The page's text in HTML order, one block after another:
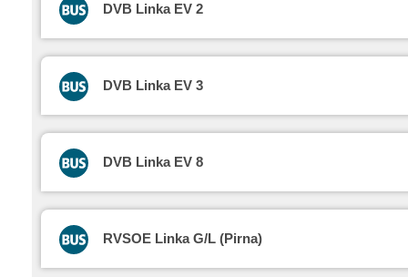
DVB Linka EV 2
DVB Linka EV 3
DVB Linka EV 8
RVSOE Linka G/L (Pirna)